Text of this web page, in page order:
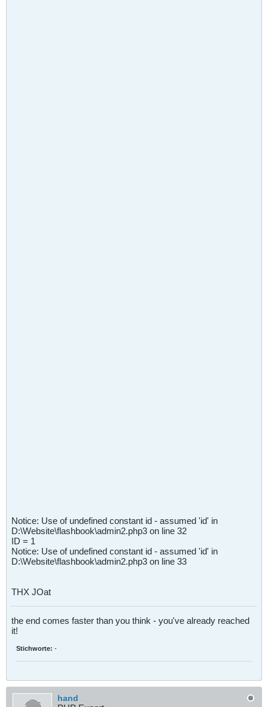
Notice: Use of undefined constant id - assumed 'id' in
D:\Website\flashbook\admin2.php3 on line 32
ID = 1
Notice: Use of undefined constant id - assumed 'id' in
D:\Website\flashbook\admin2.php3 on line 33
THX JOat
the end comes faster than you think - you've already reached
it!
Stichworte: -
hand